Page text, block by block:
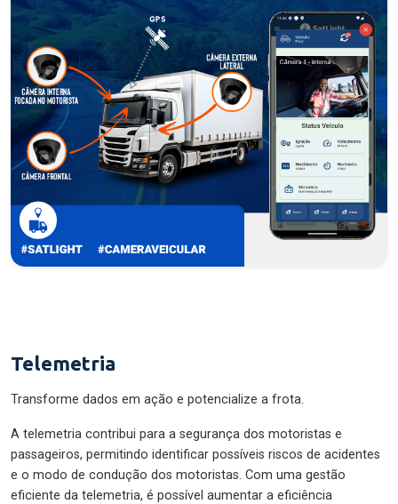
Telemetria
Transforme dados em ação e potencialize a frota.
A telemetria contribui para a segurança dos motoristas e
passageiros, permitindo identificar possíveis riscos de acidentes
e o modo de condução dos motoristas. Com uma gestão
eficiente da telemetria, é possível aumentar a eficiência